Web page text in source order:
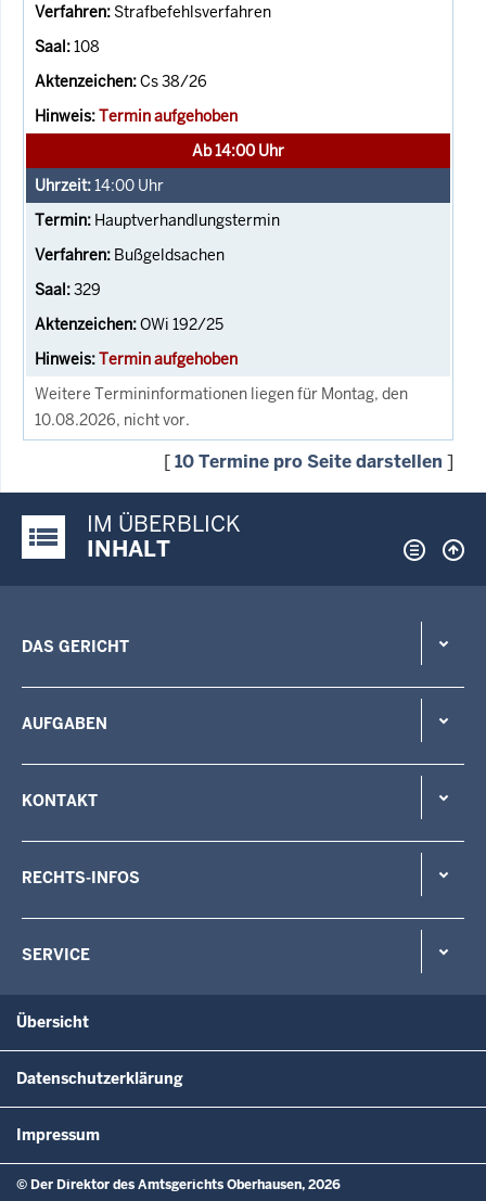
Strafbefehlsverfahren
108
Cs 38/26
Termin aufgehoben
Ab 14:00 Uhr
14:00 Uhr
Hauptverhandlungstermin
Bußgeldsachen
329
OWi 192/25
Termin aufgehoben
Weitere Termininformationen liegen für Montag, den
10.08.2026, nicht vor.
[10 Termine pro Seite darstellen ]
Justiz-Portal im Überblick:
IM ÜBERBLICK
INHALT
DAS GERICHT
AUFGABEN
KONTAKT
RECHTS-INFOS
SERVICE
Übersicht
Datenschutzerklärung
Impressum
© Der Direktor des Amtsgerichts Oberhausen, 2026